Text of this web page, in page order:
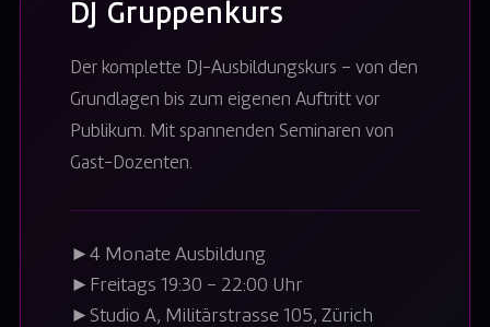
DJ Gruppenkurs
Der komplette DJ-Ausbildungskurs – von den
Grundlagen bis zum eigenen Auftritt vor
Publikum. Mit spannenden Seminaren von
Gast-Dozenten.
► 4 Monate Ausbildung
► Freitags 19:30 – 22:00 Uhr
► Studio A, Militärstrasse 105, Zürich